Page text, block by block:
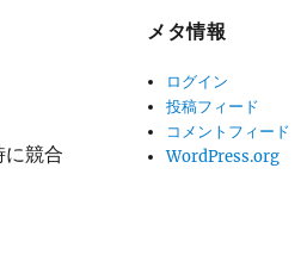
競合
メタ情報
ログイン
投稿フィード
コメントフィード
WordPress.org